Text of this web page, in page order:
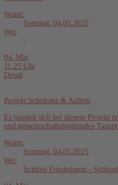
Wann:
Sonntag, 04.05.2025
Wo:
,
04. Mai
11.25 Uhr
Detail
Projekt Schultanz & Auftritt
Es handelt sich bei diesem Projekt
und gemeinschaftsförderndes
Wann:
Sonntag, 04.05.2025
Wo:
Schloss Friedenstein -